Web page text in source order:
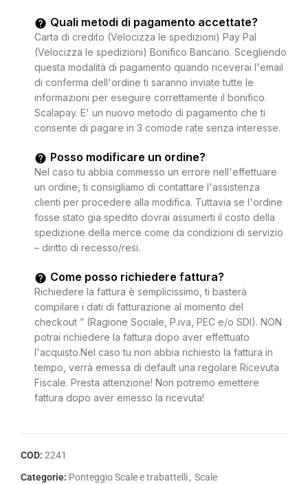
Quali metodi di pagamento accettate?
Carta di credito (Velocizza le spedizioni) Pay Pal
(Velocizza le spedizioni) Bonifico Bancario. Scegliendo
questa modalità di pagamento quando riceverai l'email
di conferma dell'ordine ti saranno inviate tutte le
informazioni per eseguire correttamente il bonifico.
Scalapay. E' un nuovo metodo di pagamento che ti
consente di pagare in 3 comode rate senza interesse.
Posso modificare un ordine?
Nel caso tu abbia commesso un errore nell'effettuare
un ordine, ti consigliamo di contattare l'assistenza
clienti per procedere alla modifica. Tuttavia se l'ordine
fosse stato gia spedito dovrai assumerti il costo della
spedizione della merce come da condizioni di servizio
– diritto di recesso/resi.
Come posso richiedere fattura?
Richiedere la fattura è semplicissimo, ti basterà
compilare i dati di fatturazione al momento del
checkout ” (Ragione Sociale, P.iva, PEC e/o SDI). NON
potrai richiedere la fattura dopo aver effettuato
l'acquisto.Nel caso tu non abbia richiesto la fattura in
tempo, verrà emessa di default una regolare Ricevuta
Fiscale. Presta attenzione! Non potremo emettere
fattura dopo aver emesso la ricevuta!
COD: 2241
Categorie: Ponteggio Scale e trabattelli, Scale